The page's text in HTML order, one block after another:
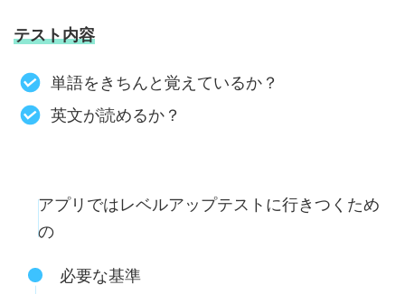
テスト内容
単語をきちんと覚えているか？
英文が読めるか？
アプリではレベルアップテストに行きつくため
の
必要な基準